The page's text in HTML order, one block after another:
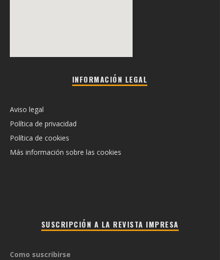
INFORMACIÓN LEGAL
Aviso legal
Política de privacidad
Política de cookies
Más información sobre las cookies
SUSCRIPCIÓN A LA REVISTA IMPRESA
Como suscribirse